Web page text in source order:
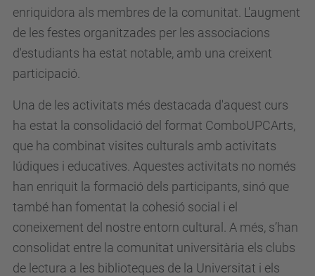
enriquidora als membres de la comunitat. L'augment
de les festes organitzades per les associacions
d'estudiants ha estat notable, amb una creixent
participació.
Una de les activitats més destacada d'aquest curs
ha estat la consolidació del format ComboUPCArts,
que ha combinat visites culturals amb activitats
lúdiques i educatives. Aquestes activitats no només
han enriquit la formació dels participants, sinó que
també han fomentat la cohesió social i el
coneixement del nostre entorn cultural. A més, s’han
consolidat entre la comunitat universitària els clubs
de lectura a les biblioteques de la Universitat i els